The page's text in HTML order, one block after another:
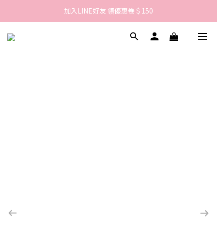
歡迎來到LAMBENCY 💓 註冊會員享＄100購物金！
加入LINE好友 領優惠卷＄150
歡迎來到LAMBENCY 💓 註冊會員享＄100購物金！